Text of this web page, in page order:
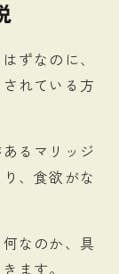
ずなのに、
れている方
るマリッジ
、食欲がな
なのか、具
ます。